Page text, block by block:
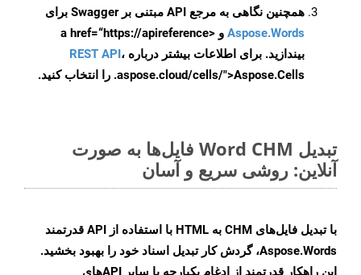
همچنین نگاهی به مرجع API مبتنی بر Swagger برای
Aspose.Words
و <a href=“https://apireference
بیندازید. برای اطلاعات بیشتر درباره REST API،
.aspose.cloud/cells/">Aspose.Cells را انتخاب کنید.
تبدیل Word CHM فایل‌ها به صورت
آنلاین: روشی سریع و آسان
با تبدیل فایل‌های CHM به HTML با استفاده از API قدرتمند
Aspose.Words، گردش کار تبدیل اسناد خود را بهبود بخشید.
این راهکار قدرتمند از ادغام یکپارچه با سایر APIهای